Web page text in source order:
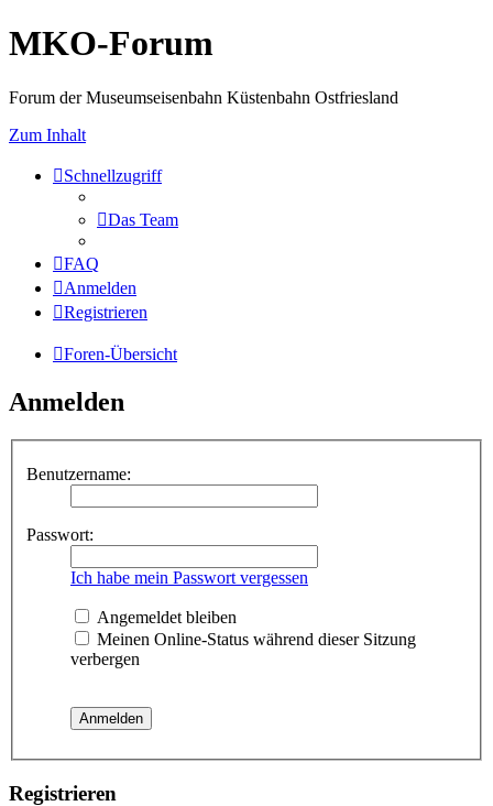
MKO-Forum
Forum der Museumseisenbahn Küstenbahn Ostfriesland
Zum Inhalt
Schnellzugriff
Das Team
FAQ
Anmelden
Registrieren
Foren-Übersicht
Anmelden
Benutzername:
Passwort:
Ich habe mein Passwort vergessen
Angemeldet bleiben
Meinen Online-Status während dieser Sitzung
verbergen
Registrieren